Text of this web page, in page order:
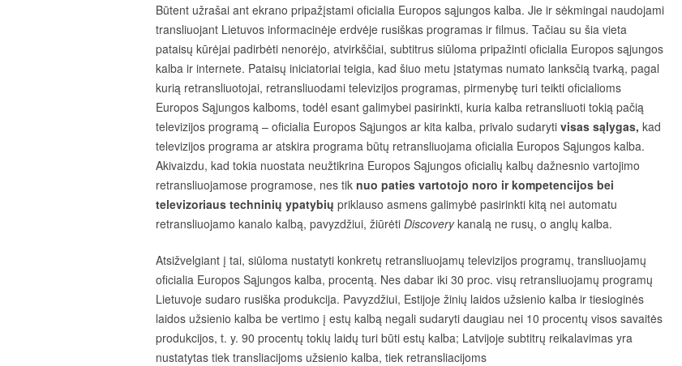
Būtent užrašai ant ekrano pripažįstami oficialia Europos sąjungos kalba. Jie ir sėkmingai naudojami
transliuojant Lietuvos informacinėje erdvėje rusiškas programas ir filmus. Tačiau su šia vieta
pataisų kūrėjai padirbėti nenorėjo, atvirkščiai, subtitrus siūloma pripažinti oficialia Europos sąjungos
kalba ir internete. Pataisų iniciatoriai teigia, kad šiuo metu įstatymas numato lanksčią tvarką, pagal
kurią retransliuotojai, retransliuodami televizijos programas, pirmenybę turi teikti oficialioms
Europos Sąjungos kalboms, todėl esant galimybei pasirinkti, kuria kalba retransliuoti tokią pačią
televizijos programą – oficialia Europos Sąjungos ar kita kalba, privalo sudaryti visas sąlygas, kad
televizijos programa ar atskira programa būtų retransliuojama oficialia Europos Sąjungos kalba.
Akivaizdu, kad tokia nuostata neužtikrina Europos Sąjungos oficialių kalbų dažnesnio vartojimo
retransliuojamose programose, nes tik nuo paties vartotojo noro ir kompetencijos bei
televizoriaus techninių ypatybių priklauso asmens galimybė pasirinkti kitą nei automatu
retransliuojamo kanalo kalbą, pavyzdžiui, žiūrėti Discoverykanalą ne rusų, o anglų kalba.
Atsižvelgiant į tai, siūloma nustatyti konkretų retransliuojamų televizijos programų, transliuojamų
oficialia Europos Sąjungos kalba, procentą. Nes dabar iki 30 proc. visų retransliuojamų programų
Lietuvoje sudaro rusiška produkcija. Pavyzdžiui, Estijoje žinių laidos užsienio kalba ir tiesioginės
laidos užsienio kalba be vertimo į estų kalbą negali sudaryti daugiau nei 10 procentų visos savaitės
produkcijos, t. y. 90 procentų tokių laidų turi būti estų kalba; Latvijoje subtitrų reikalavimas yra
nustatytas tiek transliacijoms užsienio kalba, tiek retransliacijoms